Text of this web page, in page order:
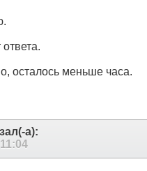
осталось меньше часа.
а):
11:04